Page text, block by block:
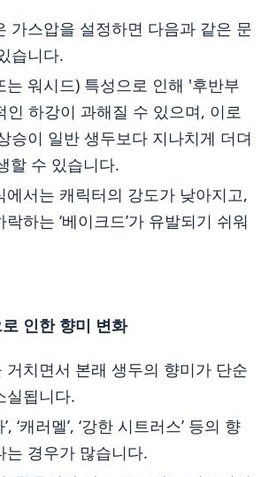
가스압을 설정하면 다음과 같은 문
습니다.
는 워시드) 특성으로 인해 '후반부
인 하강이 과해질 수 있으며, 이로
승이 일반 생두보다 지나치게 더뎌
할 수 있습니다.
에서는 캐릭터의 강도가 낮아지고,
하는 ‘베이크드’가 유발되기 쉬워
인한 향미 변화
거치면서 본래 생두의 향미가 단순
실됩니다.
‘캐러멜’, ‘강한 시트러스’ 등의 향
는 경우가 많습니다.